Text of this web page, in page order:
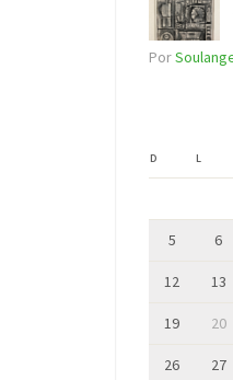
Por
D L
5 6
12 13
19 20
26 27